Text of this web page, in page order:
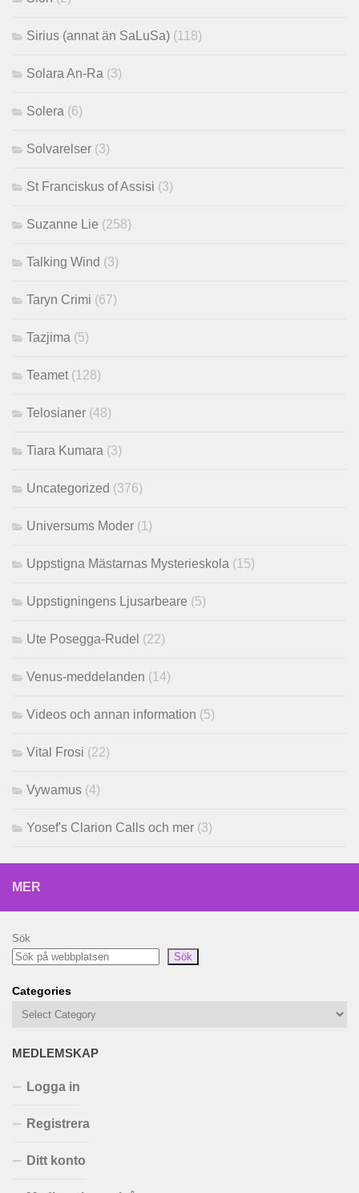
Sirius (annat än SaLuSa) (118)
Solara An-Ra (3)
Solera (6)
Solvarelser (3)
St Franciskus of Assisi (3)
Suzanne Lie (258)
Talking Wind (3)
Taryn Crimi (67)
Tazjima (5)
Teamet (128)
Telosianer (48)
Tiara Kumara (3)
Uncategorized (376)
Universums Moder (1)
Uppstigna Mästarnas Mysterieskola (15)
Uppstigningens Ljusarbeare (5)
Ute Posegga-Rudel (22)
Venus-meddelanden (14)
Videos och annan information (5)
Vital Frosi (22)
Vywamus (4)
Yosef's Clarion Calls och mer (3)
MER
Sök
Sök
Categories
MEDLEMSKAP
Logga in
Registrera
Ditt konto